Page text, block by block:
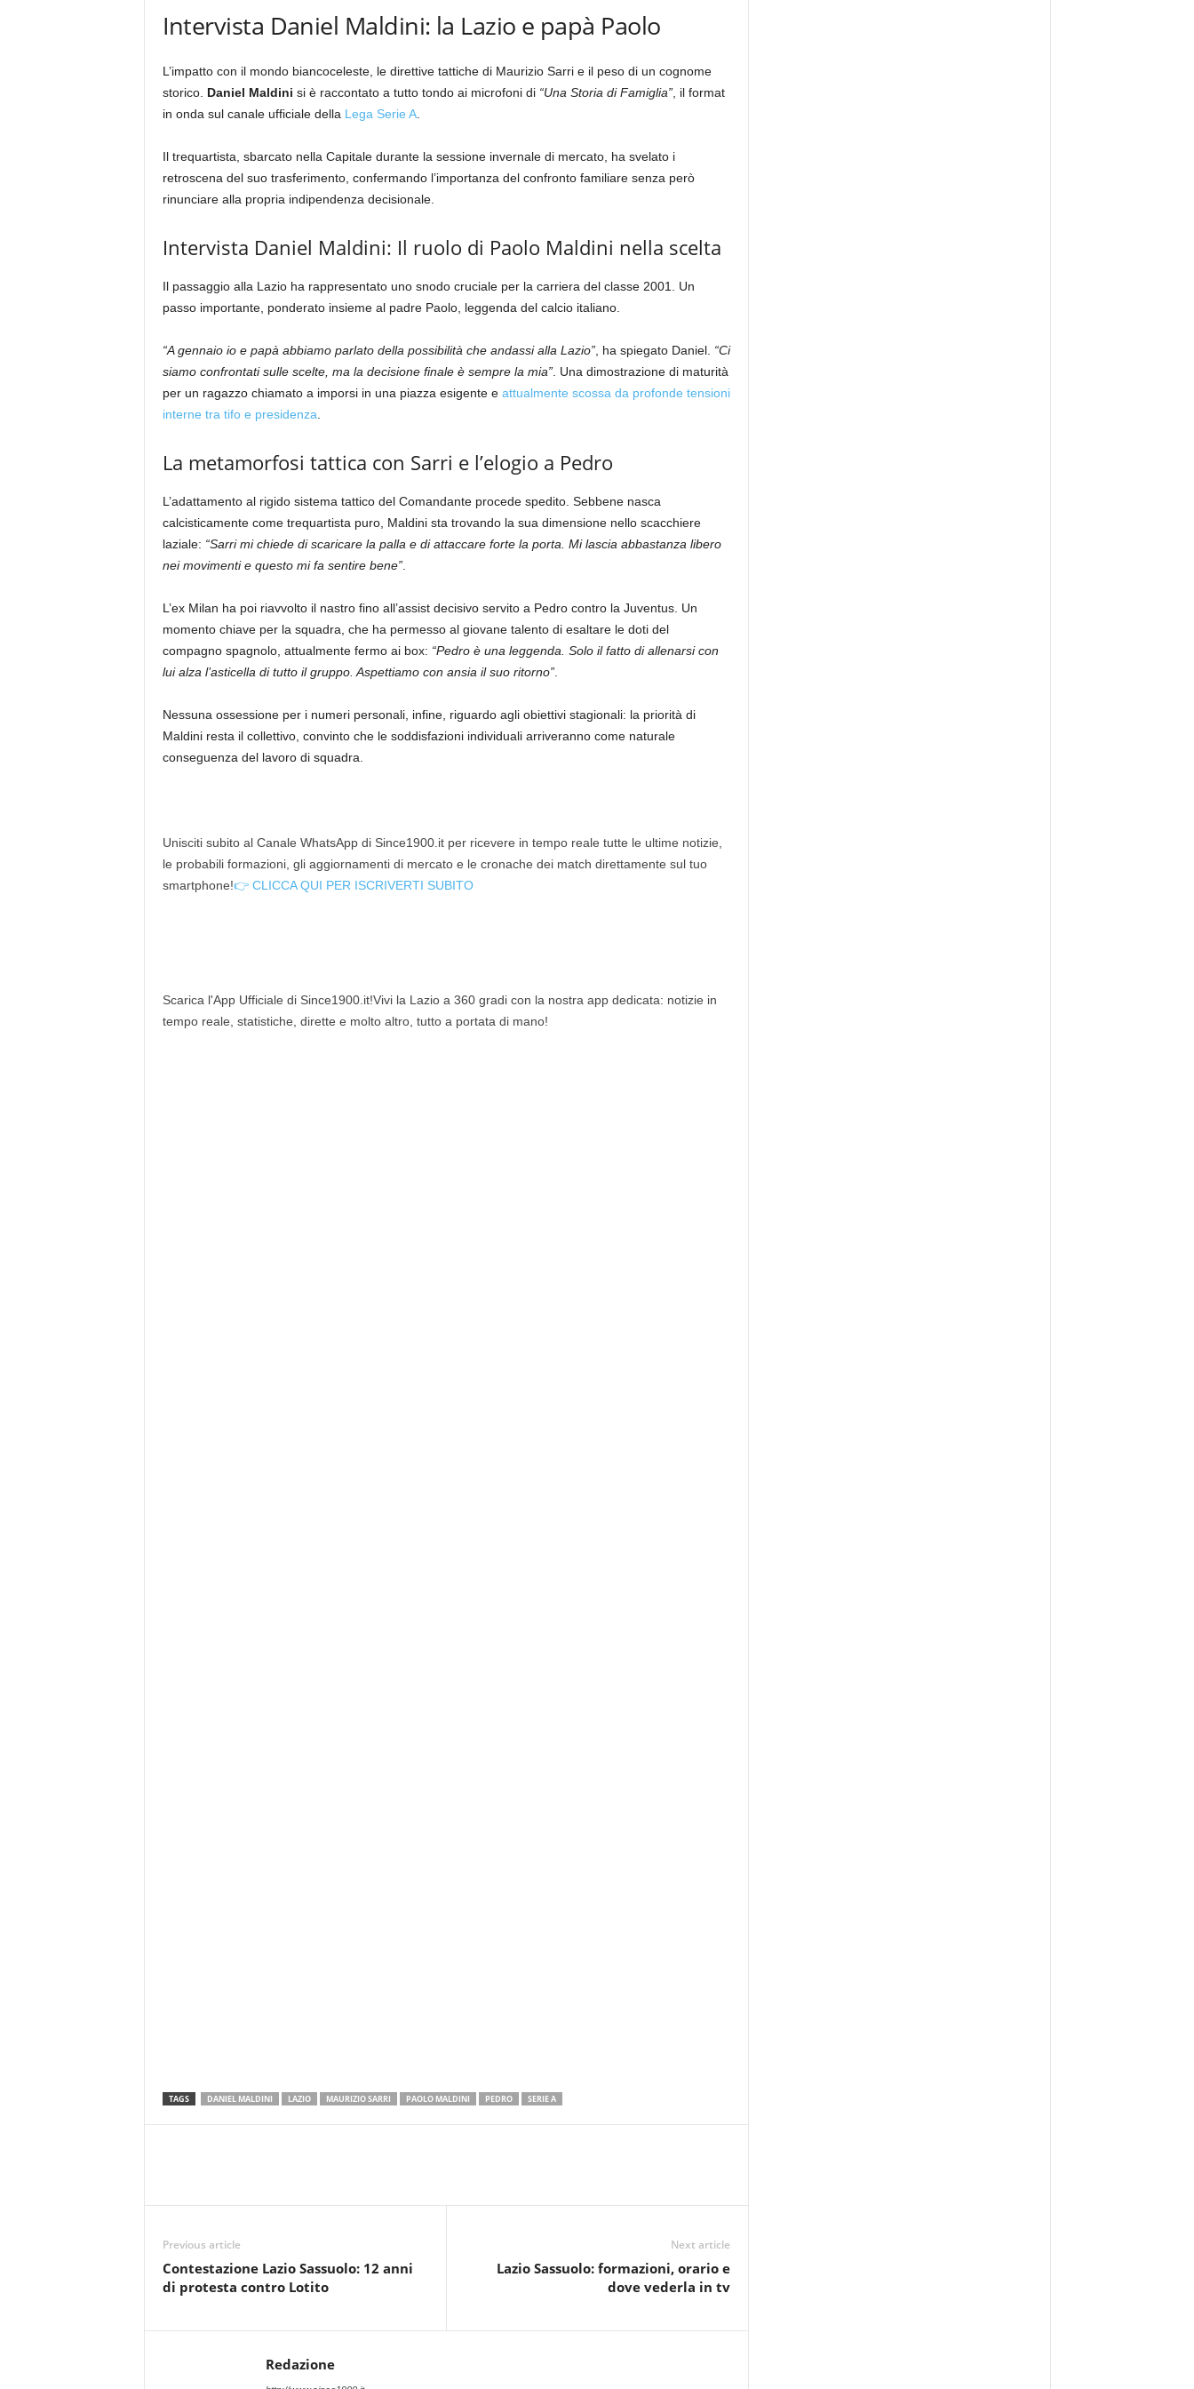
Intervista Daniel Maldini: la Lazio e papà Paolo
L’impatto con il mondo biancoceleste, le direttive tattiche di Maurizio Sarri e il peso di un cognome
storico. Daniel Maldini si è raccontato a tutto tondo ai microfoni di “Una Storia di Famiglia”, il format
in onda sul canale ufficiale della Lega Serie A.
Il trequartista, sbarcato nella Capitale durante la sessione invernale di mercato, ha svelato i
retroscena del suo trasferimento, confermando l’importanza del confronto familiare senza però
rinunciare alla propria indipendenza decisionale.
Intervista Daniel Maldini: Il ruolo di Paolo Maldini nella scelta
Il passaggio alla Lazio ha rappresentato uno snodo cruciale per la carriera del classe 2001. Un
passo importante, ponderato insieme al padre Paolo, leggenda del calcio italiano.
“A gennaio io e papà abbiamo parlato della possibilità che andassi alla Lazio”, ha spiegato Daniel. “Ci
siamo confrontati sulle scelte, ma la decisione finale è sempre la mia”. Una dimostrazione di maturità
per un ragazzo chiamato a imporsi in una piazza esigente e attualmente scossa da profonde tensioni
interne tra tifo e presidenza.
La metamorfosi tattica con Sarri e l’elogio a Pedro
L’adattamento al rigido sistema tattico del Comandante procede spedito. Sebbene nasca
calcisticamente come trequartista puro, Maldini sta trovando la sua dimensione nello scacchiere
laziale: “Sarri mi chiede di scaricare la palla e di attaccare forte la porta. Mi lascia abbastanza libero
nei movimenti e questo mi fa sentire bene”.
L’ex Milan ha poi riavvolto il nastro fino all’assist decisivo servito a Pedro contro la Juventus. Un
momento chiave per la squadra, che ha permesso al giovane talento di esaltare le doti del
compagno spagnolo, attualmente fermo ai box: “Pedro è una leggenda. Solo il fatto di allenarsi con
lui alza l’asticella di tutto il gruppo. Aspettiamo con ansia il suo ritorno”.
Nessuna ossessione per i numeri personali, infine, riguardo agli obiettivi stagionali: la priorità di
Maldini resta il collettivo, convinto che le soddisfazioni individuali arriveranno come naturale
conseguenza del lavoro di squadra.
Unisciti subito al Canale WhatsApp di Since1900.it per ricevere in tempo reale tutte le ultime notizie,
le probabili formazioni, gli aggiornamenti di mercato e le cronache dei match direttamente sul tuo
smartphone!👉 CLICCA QUI PER ISCRIVERTI SUBITO
Scarica l'App Ufficiale di Since1900.it!Vivi la Lazio a 360 gradi con la nostra app dedicata: notizie in
tempo reale, statistiche, dirette e molto altro, tutto a portata di mano!
TAGS DANIEL MALDINI LAZIO MAURIZIO SARRI PAOLO MALDINI PEDRO SERIE A
Previous article
Contestazione Lazio Sassuolo: 12 anni
di protesta contro Lotito
Next article
Lazio Sassuolo: formazioni, orario e
dove vederla in tv
Redazione